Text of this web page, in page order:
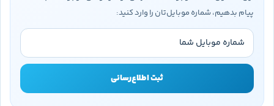
پیام بدهیم، شماره موبایل‌تان را وارد کنید:
ثبت اطلاع‌رسانی